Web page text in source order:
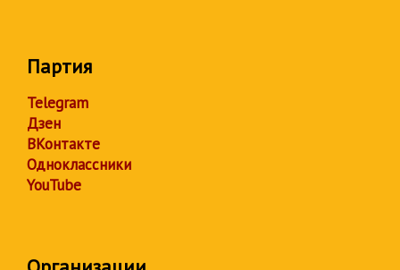
Партия
Telegram
Дзен
ВКонтакте
Одноклассники
YouTube